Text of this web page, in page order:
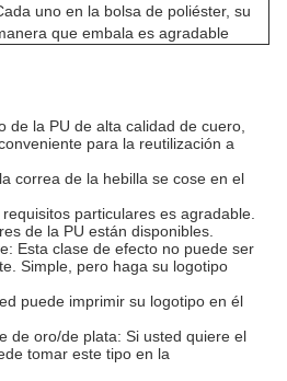
uno en la bolsa de poliéster, su
que embala es agradable
de la PU de alta calidad de cuero,
para la reutilización a
correa de la hebilla se cose en el
particulares es agradable.
de la PU están disponibles.
Esta clase de efecto no puede ser
Simple, pero haga su logotipo
puede imprimir su logotipo en él
de oro/de plata: Si usted quiere el
tomar este tipo en la